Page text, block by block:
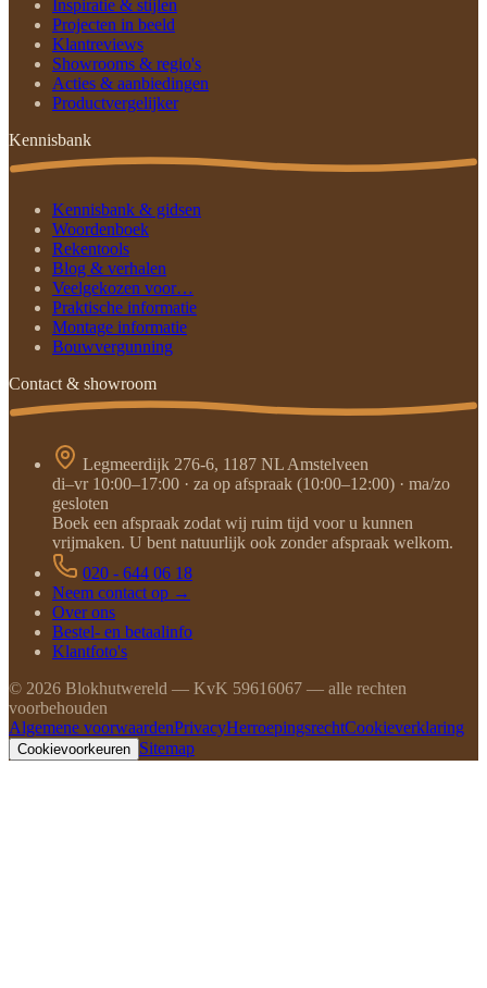
Inspiratie & stijlen
Projecten in beeld
Klantreviews
Showrooms & regio's
Acties & aanbiedingen
Productvergelijker
Kennisbank
Kennisbank & gidsen
Woordenboek
Rekentools
Blog & verhalen
Veelgekozen voor…
Praktische informatie
Montage informatie
Bouwvergunning
Contact & showroom
Legmeerdijk 276-6, 1187 NL Amstelveen
di–vr 10:00–17:00 · za op afspraak (10:00–12:00) · ma/zo
gesloten
Boek een afspraak zodat wij ruim tijd voor u kunnen
vrijmaken. U bent natuurlijk ook zonder afspraak welkom.
020 - 644 06 18
Neem contact op →
Over ons
Bestel- en betaalinfo
Klantfoto's
© 2026 Blokhutwereld — KvK 59616067 — alle rechten
voorbehouden
Algemene voorwaardenPrivacyHerroepingsrechtCookieverklaring
Cookievoorkeuren Sitemap